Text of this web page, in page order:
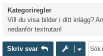
Kategoriregler
Vill du visa bilder i ditt inlägg?
nedanför textrutan!
Skriv svar